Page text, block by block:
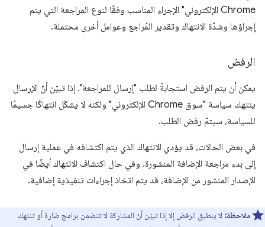
Chrome الإلكتروني" الإجراء المناسب وفقًا لنوع المراجعة التي يتم
إجراؤها وشدّة الانتهاك وتقدير المُراجع وعوامل أخرى محتملة.
الرفض
يمكن أن يتم الرفض استجابةً لطلب "إرسال للمراجعة". إذا تبيّن أنّ الإرسال
ينتهك سياسة "سوق Chrome الإلكتروني" ولكنه لا يشكّل انتهاكًا جسيمًا
للسياسة، سيتمّ رفض الطلب.
في بعض الحالات، قد يؤدي الانتهاك الذي يتم اكتشافه في عملية إرسال
إلى بدء مراجعة الإضافة المنشورة. وفي حال اكتشاف الانتهاك أيضًا في
الإصدار المنشور من الإضافة، قد يتم اتخاذ إجراءات تنفيذية إضافية.
ملاحظة: لا ينطبق الرفض إلا إذا تبيّن أنّ المشاركة لا تتضمن برامج ضارة أو تنتهك